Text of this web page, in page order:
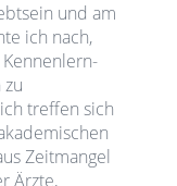
und am
ich nach,
treffen sich
Zeitmangel
Ärzte,